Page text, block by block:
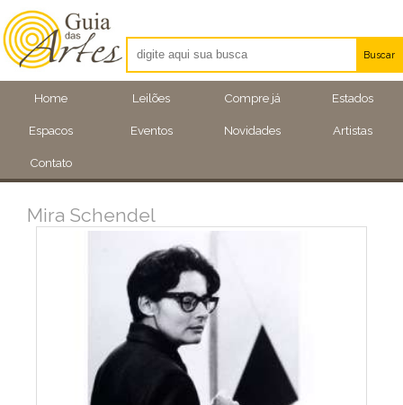
Home Leilões Compre já Estados
Espacos Eventos Novidades Artistas
Contato
Buscar
Artistas
Eventos
Mira Schendel